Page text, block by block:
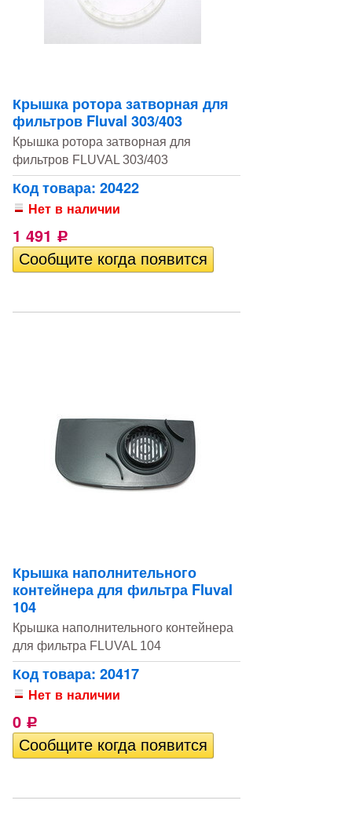
Крышка ротора затворная для
фильтров Fluval 303/403
Крышка ротора затворная для
фильтров FLUVAL 303/403
Код товара: 20422
Нет в наличии
1 491 Р
Крышка наполнительного
контейнера для фильтра Fluval
104
Крышка наполнительного контейнера
для фильтра FLUVAL 104
Код товара: 20417
Нет в наличии
0 Р